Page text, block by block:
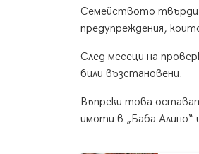
Семейството твърди
предупреждения,
След месеци на
били възстановени.
Въпреки това
имоти в „Баба